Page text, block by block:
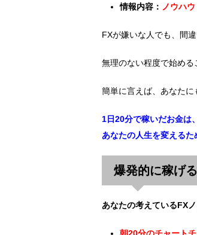
情報内容： ノウハウ
FXが嫌いな人でも、間
無理のない程度で始める
簡単に言えば、あなたに
1日20分で稼いだお金は、
あなたの人生を変えるた
爆発的に稼げ
あなたの考えているFX
朝20分のチャート